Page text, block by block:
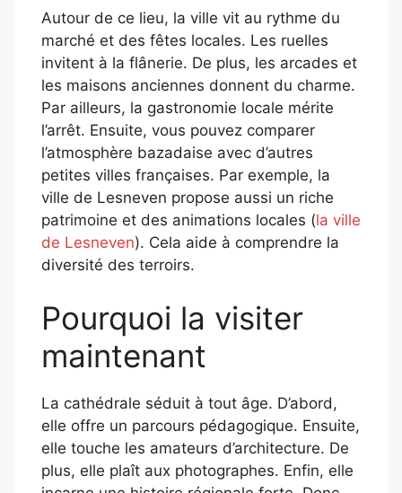
Autour de ce lieu, la ville vit au rythme du
marché et des fêtes locales. Les ruelles
invitent à la flânerie. De plus, les arcades et
les maisons anciennes donnent du charme.
Par ailleurs, la gastronomie locale mérite
l’arrêt. Ensuite, vous pouvez comparer
l’atmosphère bazadaise avec d’autres
petites villes françaises. Par exemple, la
ville de Lesneven propose aussi un riche
patrimoine et des animations locales (la ville
de Lesneven). Cela aide à comprendre la
diversité des terroirs.
Pourquoi la visiter
maintenant
La cathédrale séduit à tout âge. D’abord,
elle offre un parcours pédagogique. Ensuite,
elle touche les amateurs d’architecture. De
plus, elle plaît aux photographes. Enfin, elle